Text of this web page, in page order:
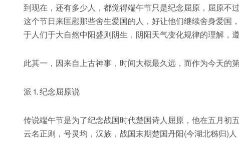
到现在，还有多少人，都觉得端午节只是纪念屈原，屈原不
这个节日来匡慰那些舍生爱国的人，好让他们继续舍身爱国
于人们于大自然中阳盛则阴生，阴阳天气变化规律的理解，遵
此其一，因来自上古神事，时间大概最久远，而作为今天的第
派⒈纪念屈原说
传说端午节是为了纪念战国时代楚国诗人屈原，他在五月初
云名正则，号灵均，汉族，战国末期楚国丹阳(今湖北秭归)